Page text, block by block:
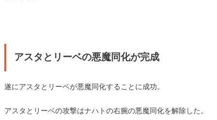
アスタとリーベの悪魔同化が完成
遂にアスタとリーベが悪魔同化することに成功。
アスタとリーベの攻撃はナハトの右腕の悪魔同化を解除した。